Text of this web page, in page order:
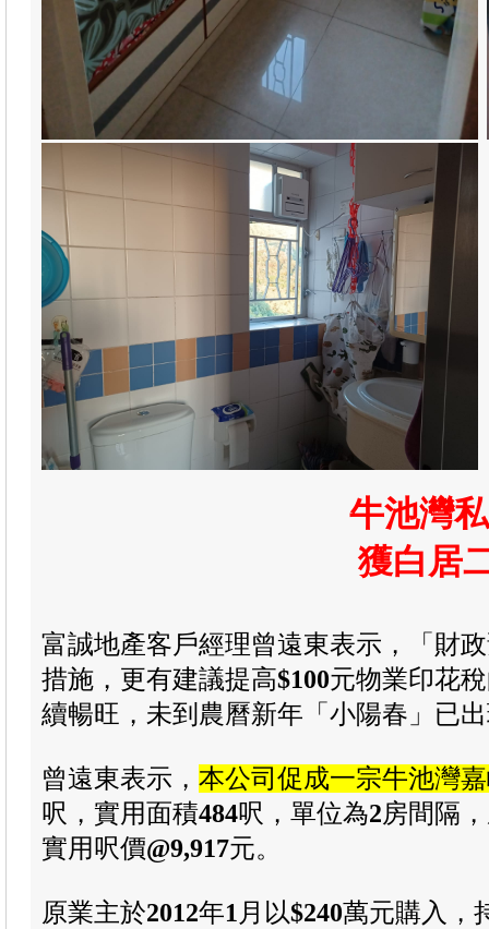
牛池灣
獲白居
富誠地產客戶經理曾遠東表示，「財
措施，更有建議提高$100元物業印花
續暢旺，未到農曆新年「小陽春」已
曾遠東表示， 本公司促成一宗牛池灣
呎，實用面積484呎，單位為2房間隔
實用呎價@9,917元。
原業主於2012年1月以$240萬元購入，